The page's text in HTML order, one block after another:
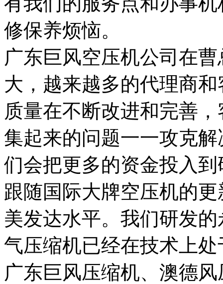
修保养烦恼。
广东巨风空压机公司在
大，越来越多的代理商
质量在不断改进和完善
集起来的问题一一攻克
们会把更多的资金投入
跟随国际大牌空压机的
美发达水平。我们研发
气压缩机已经在技术上
广东巨风压缩机、澳德